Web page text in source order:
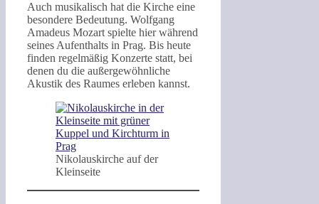
Auch musikalisch hat die Kirche eine
besondere Bedeutung. Wolfgang
Amadeus Mozart spielte hier während
seines Aufenthalts in Prag. Bis heute
finden regelmäßig Konzerte statt, bei
denen du die außergewöhnliche
Akustik des Raumes erleben kannst.
Nikolauskirche auf der
Kleinseite